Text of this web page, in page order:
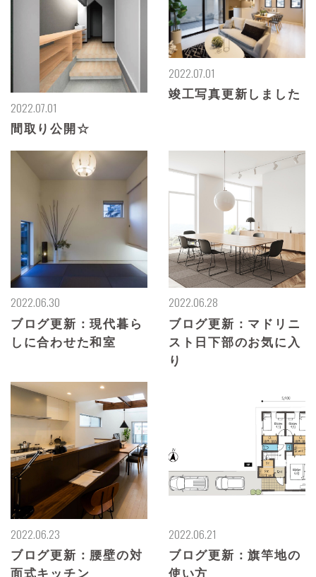
2022.07.01
間取り公開☆
2022.07.01
竣工写真更新しました
2022.06.30
ブログ更新：現代暮ら
しに合わせた和室
2022.06.28
ブログ更新：マドリニ
スト日下部のお気に入
り
2022.06.23
ブログ更新：腰壁の対
面式キッチン
2022.06.21
ブログ更新：旗竿地の
使い方